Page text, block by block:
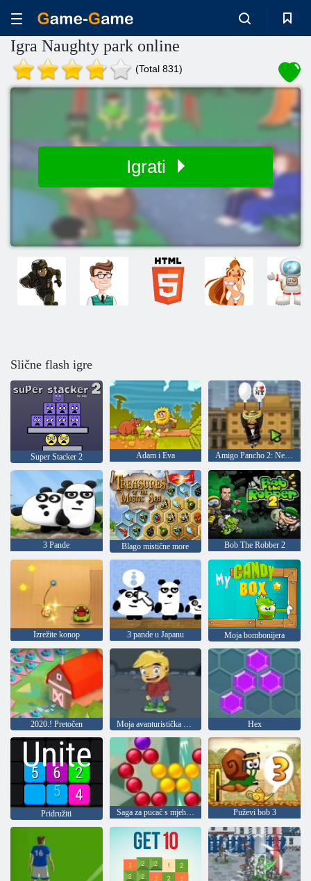
Igra Naughty park online
(Total 831)
Igrati
Slične flash igre
Super Stacker 2 Adam i Eva Amigo Pancho 2: New York Party
3 Pande Blago mistične more Bob The Robber 2
Izrežite konop 3 pande u Japanu Moja bombonijera
2020.! Pretočen Moja avanturistička knjiga 2 Hex
Pridružiti Saga za pucač s mjehurićima Puževi bob 3